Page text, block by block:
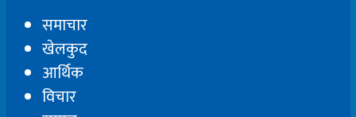
समाचार
खेलकुद
आर्थिक
विचार